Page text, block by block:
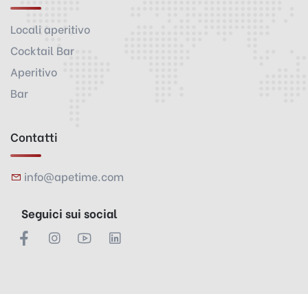
Locali aperitivo
Cocktail Bar
Aperitivo
Bar
Contatti
info@apetime.com
Seguici sui social